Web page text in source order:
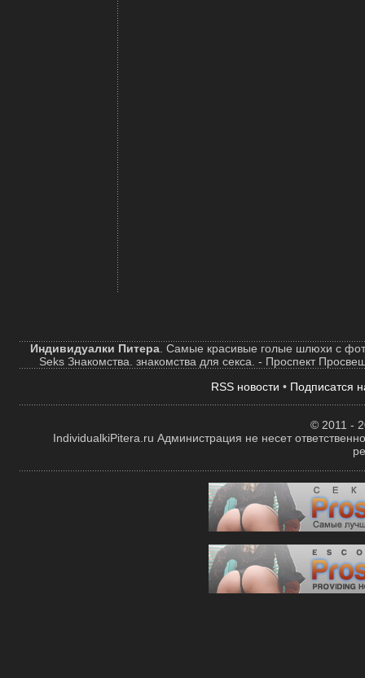
Индивидуалки Питера. Самые красивые голые шлюхи с
Seks Знакомства. знакомства для секса. - Проспект
RSS новости • Подписатся
© 2011 -
IndividualkiPitera.ru Администрация не несет